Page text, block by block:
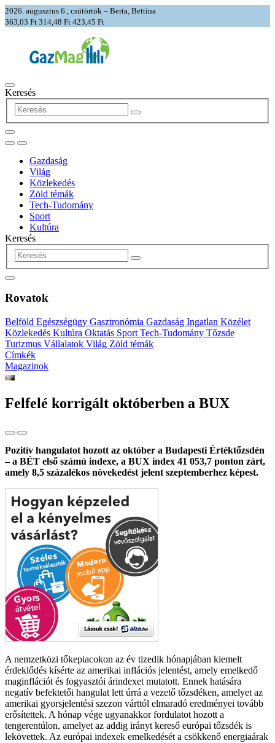
2026. augusztus 6., csütörtök – Berta, Bettina
363,03 Ft 314,48 Ft 423,45 Ft
Keresés
Gazdaság
Világ
Közlekedés
Zöld témák
Tech-Tudomány
Sport
Kultúra
Keresés
Rovatok
Belföld Egészségügy Gasztronómia Gazdaság Ingatlan Közélet
Közlekedés Kultúra Oktatás Sport Tech-Tudomány Tőzsde
Turizmus Vállalatok Világ Zöld témák
Címkék
Magazinok
Felfelé korrigált októberben a BUX
Pozitív hangulatot hozott az október a Budapesti Értéktőzsdén
– a BÉT első számú indexe, a BUX index 41 053,7 ponton zárt,
amely 8,5 százalékos növekedést jelent szeptemberhez képest.
A nemzetközi tőkepiacokon az év tizedik hónapjában kiemelt
érdeklődés kísérte az amerikai inflációs jelentést, amely emelkedő
maginflációt és fogyasztói árindexet mutatott. Ennek hatására
negatív befektetői hangulat lett úrrá a vezető tőzsdéken, amelyet az
amerikai gyorsjelentési szezon várttól elmaradó eredményei tovább
erősítettek. A hónap vége ugyanakkor fordulatot hozott a
tengerentúlon, amelyet az addig irányt kereső európai tőzsdék is
lekövettek. Az európai indexek emelkedését a csökkenő energiaárak